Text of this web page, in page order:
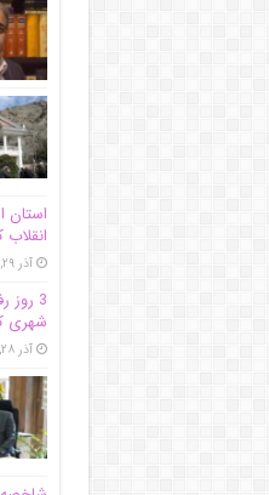
انقلاب
آذر ۲۹, ۱۴۰۴
3
شهری
آذر ۲۸, ۱۴۰۴